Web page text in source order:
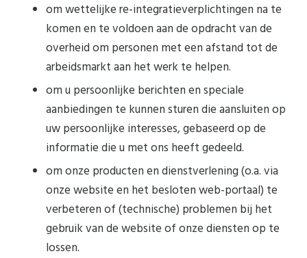
om wettelijke re-integratieverplichtingen na te
komen en te voldoen aan de opdracht van de
overheid om personen met een afstand tot de
arbeidsmarkt aan het werk te helpen.
om u persoonlijke berichten en speciale
aanbiedingen te kunnen sturen die aansluiten op
uw persoonlijke interesses, gebaseerd op de
informatie die u met ons heeft gedeeld.
om onze producten en dienstverlening (o.a. via
onze website en het besloten web-portaal) te
verbeteren of (technische) problemen bij het
gebruik van de website of onze diensten op te
lossen.